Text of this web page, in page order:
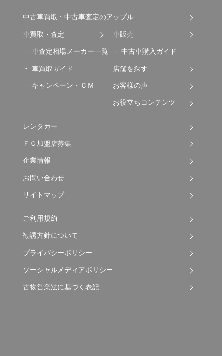
中古車買取・中古車査定のアップル
車買取・査定
車査定相場メーカー一覧
車買取ガイド
キャンペーン・ＣＭ
車販売
中古車購入ガイド
店舗を探す
お客様の声
お役立ちコンテンツ
レンタカー
ＦＣ加盟店募集
企業情報
お問い合わせ
サイトマップ
ご利用規約
勧誘方針について
プライバシーポリシー
ソーシャルメディアポリシー
古物営業法に基づく表記